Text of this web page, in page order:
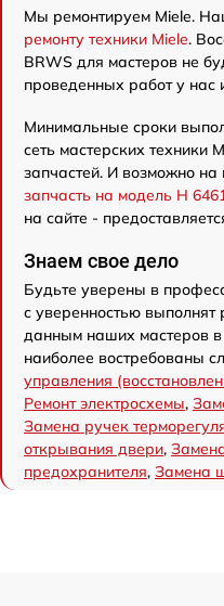
Мы ремонтируем Miele.
ремонту техники Miele.
BRWS для мастеров не
проведенных работ у нас
Минимальные сроки
сеть мастерских техники
запчастей. И возможно
запчасть на модель H
на сайте -
Знаем свое дело
Будьте уверены в
с уверенностью
данным наших мастеров в
наиболее востребованы
управления
Ремонт электросхемы,
Замена ручек
открывания двери,
предохранителя, Замена